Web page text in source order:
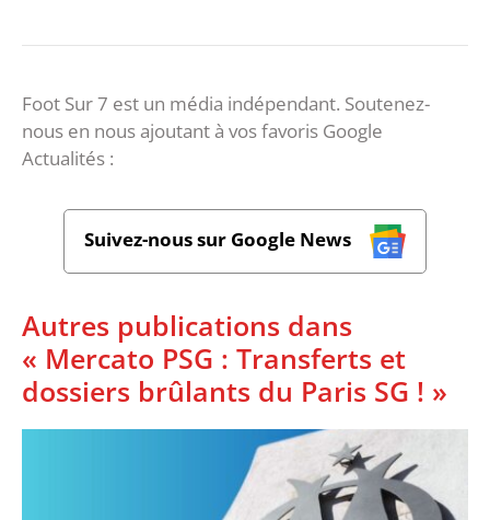
Foot Sur 7 est un média indépendant. Soutenez-
nous en nous ajoutant à vos favoris Google
Actualités :
Suivez-nous sur Google News
Autres publications dans
« Mercato PSG : Transferts et
dossiers brûlants du Paris SG ! »